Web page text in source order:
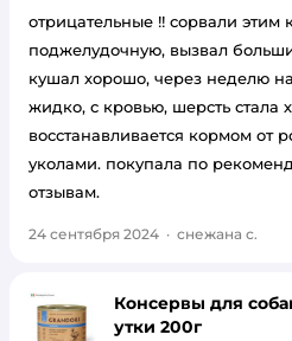
отрицательные !! сорвали
поджелудочную, вызвал
кушал хорошо, через неделю
жидко, с кровью, шерсть стала
восстанавливается кормом от
уколами. покупала по
отзывам.
24 сентября 2024 · снежана с.
Консервы для
утки 200г